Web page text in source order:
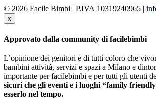
© 2026 Facile Bimbi | P.IVA 10319240965 |
x
Approvato dalla community di facilebimbi
L’opinione dei genitori e di tutti coloro che
bambini attività, servizi e spazi a Milano e
importante per facilebimbi e per tutti gli utenti
sicuri che gli eventi e i luoghi “family
esserlo nel tempo.